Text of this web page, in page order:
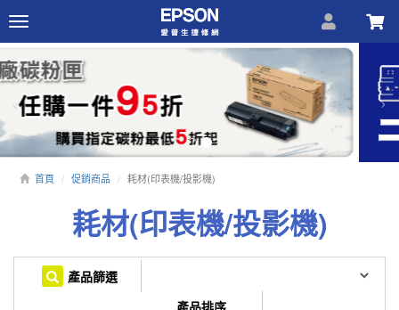
Toggle
navigation
Previous
首頁 促銷商品 耗材(印表機/投影機)
耗材(印表機/投影機)
產品篩選